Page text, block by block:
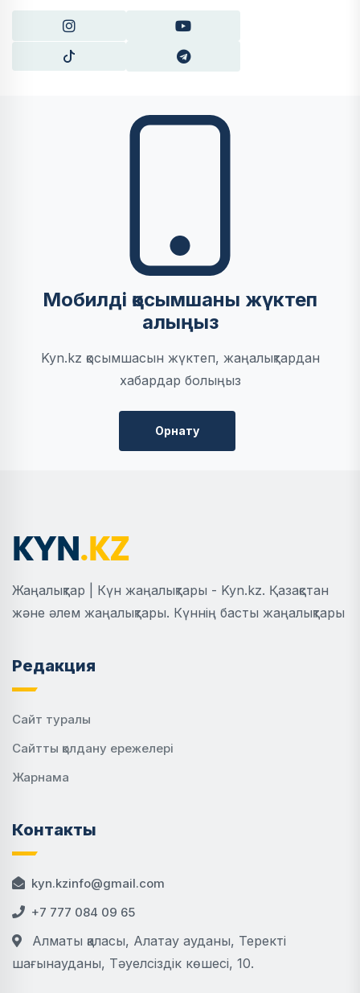
Мобилді қосымшаны жүктеп
алыңыз
Kyn.kz қосымшасын жүктеп, жаңалықтардан
хабардар болыңыз
Орнату
Жаңалықтар | Күн жаңалықтары - Kyn.kz. Қазақстан
және әлем жаңалықтары. Күннің басты жаңалықтары
Редакция
Сайт туралы
Сайтты қолдану ережелері
Жарнама
Контакты
kyn.kzinfo@gmail.com
+7 777 084 09 65
Алматы қаласы, Алатау ауданы, Теректі
шағынауданы, Тәуелсіздік көшесі, 10.